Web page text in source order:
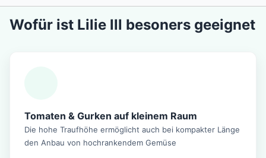
Wofür ist Lilie lll besoners geeignet
Tomaten & Gurken auf kleinem Raum
Die hohe Traufhöhe ermöglicht auch bei kompakter Länge
den Anbau von hochrankendem Gemüse